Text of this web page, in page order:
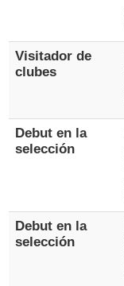
Visitador de
clubes
Debut en la
selección
Debut en la
selección